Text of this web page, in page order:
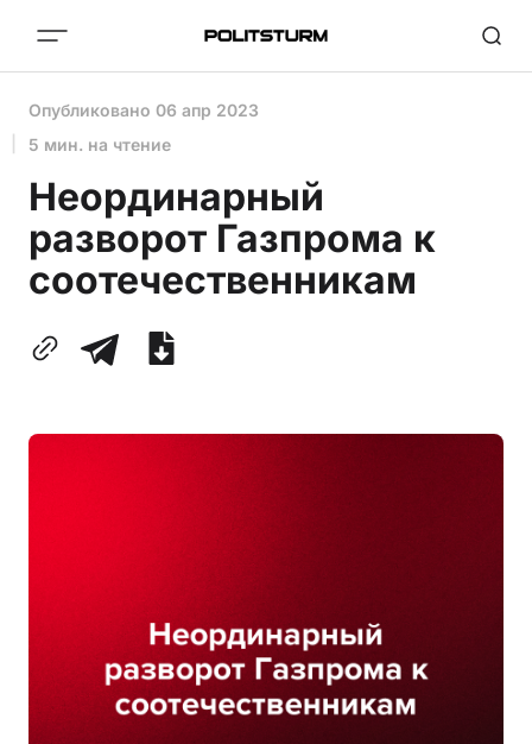
Опубликовано 06 апр 2023
5 мин. на чтение
Неординарный
разворот Газпрома к
соотечественникам